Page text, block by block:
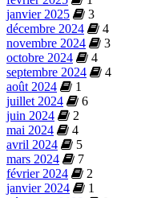
janvier 2025
3
décembre 2024
4
novembre 2024
3
octobre 2024
4
septembre 2024
4
août 2024
1
juillet 2024
6
juin 2024
2
mai 2024
4
avril 2024
5
mars 2024
7
février 2024
2
janvier 2024
1